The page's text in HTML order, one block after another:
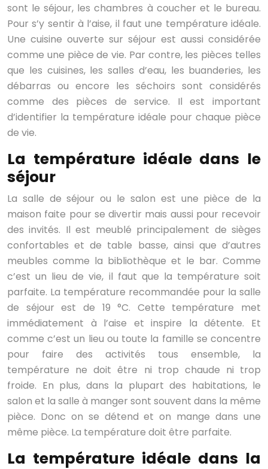
sont le séjour, les chambres à coucher et le bureau.
Pour s’y sentir à l’aise, il faut une température idéale.
Une cuisine ouverte sur séjour est aussi considérée
comme une pièce de vie. Par contre, les pièces telles
que les cuisines, les salles d’eau, les buanderies, les
débarras ou encore les séchoirs sont considérés
comme des pièces de service. Il est important
d’identifier la température idéale pour chaque pièce
de vie.
La température idéale dans le
séjour
La salle de séjour ou le salon est une pièce de la
maison faite pour se divertir mais aussi pour recevoir
des invités. Il est meublé principalement de sièges
confortables et de table basse, ainsi que d’autres
meubles comme la bibliothèque et le bar. Comme
c’est un lieu de vie, il faut que la température soit
parfaite. La température recommandée pour la salle
de séjour est de 19 °C. Cette température met
immédiatement à l’aise et inspire la détente. Et
comme c’est un lieu ou toute la famille se concentre
pour faire des activités tous ensemble, la
température ne doit être ni trop chaude ni trop
froide. En plus, dans la plupart des habitations, le
salon et la salle à manger sont souvent dans la même
pièce. Donc on se détend et on mange dans une
même pièce. La température doit être parfaite.
La température idéale dans la